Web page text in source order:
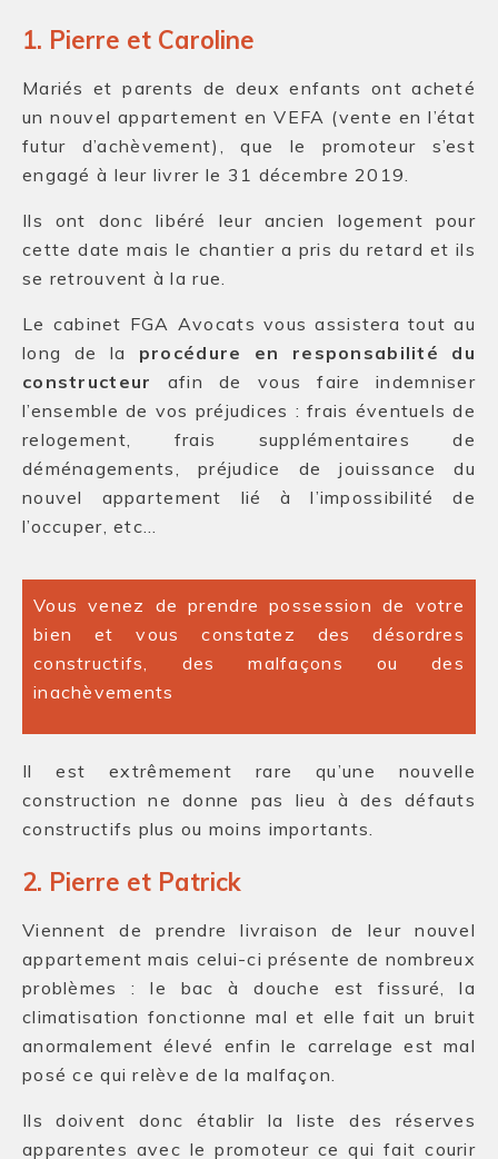
1. Pierre et Caroline
Mariés et parents de deux enfants ont acheté
un nouvel appartement en VEFA (vente en l’état
futur d’achèvement), que le promoteur s’est
engagé à leur livrer le 31 décembre 2019.
Ils ont donc libéré leur ancien logement pour
cette date mais le chantier a pris du retard et ils
se retrouvent à la rue.
Le cabinet FGA Avocats vous assistera tout au
long de la procédure en responsabilité du
constructeur
afin de vous faire indemniser
l’ensemble de vos préjudices : frais éventuels de
relogement, frais supplémentaires de
déménagements, préjudice de jouissance du
nouvel appartement lié à l’impossibilité de
l’occuper, etc…
Vous venez de prendre possession de votre
bien et vous constatez des désordres
constructifs, des malfaçons ou des
inachèvements
Il est extrêmement rare qu’une nouvelle
construction ne donne pas lieu à des défauts
constructifs plus ou moins importants.
2. Pierre et Patrick
Viennent de prendre livraison de leur nouvel
appartement mais celui-ci présente de nombreux
problèmes : le bac à douche est fissuré, la
climatisation fonctionne mal et elle fait un bruit
anormalement élevé enfin le carrelage est mal
posé ce qui relève de la malfaçon.
Ils doivent donc établir la liste des réserves
apparentes avec le promoteur ce qui fait courir